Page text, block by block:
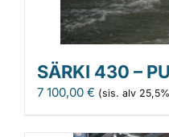
SÄRKI 430 –
7 100,00 € (sis. alv